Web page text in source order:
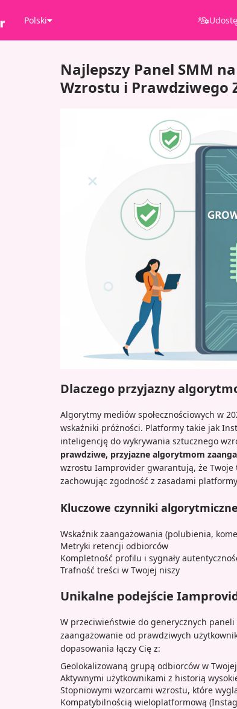
Polski
Najlepszy Panel SMM
Wzrostu i Prawdziwego
Dlaczego przyjazny
Algorytmy mediów społecznościowych w
wskaźniki próżności. Platformy takie jak
inteligencję do wykrywania sztucznego
prawdziwe, przyjazne algorytmom
wzrostu Iamprovider gwarantują, że
zachowując zgodność z zasadami
Kluczowe czynniki
Wskaźnik zaangażowania (polubienia,
Metryki retencji odbiorców
Kompletność profilu i sygnały
Trafność treści w Twojej niszy
Unikalne podejście
W przeciwieństwie do generycznych
zaangażowanie od prawdziwych
dopasowania łączy Cię z:
Geolokalizowaną grupą odbiorców w
Aktywnymi użytkownikami z historią
Stopniowymi wzorcami wzrostu, które
Kompatybilnością wieloplatformową